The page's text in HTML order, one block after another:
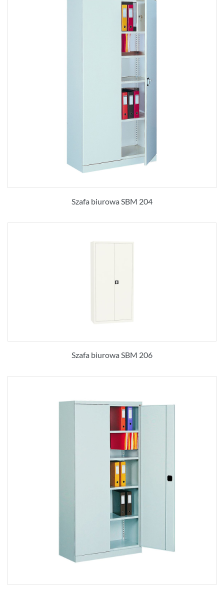
Szafa biurowa SBM 204
Szafa biurowa SBM 206